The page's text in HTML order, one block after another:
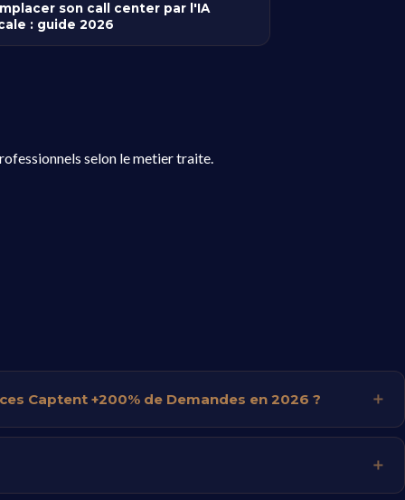
son call center par l'IA
: guide 2026
selon le metier traite.
Captent +200% de Demandes en 2026 ?